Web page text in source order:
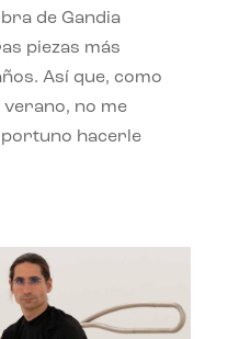
de Gandia
piezas más
Así que, como
verano, no me
hacerle